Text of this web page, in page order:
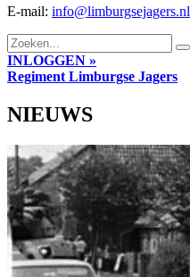
E-mail: info@limburgsejagers.nl
INLOGGEN »
Regiment Limburgse Jagers
NIEUWS